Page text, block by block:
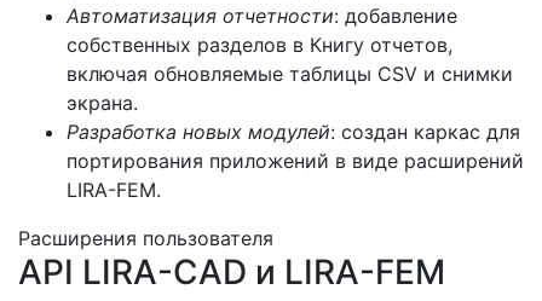
Автоматизация отчетности: добавление
собственных разделов в Книгу отчетов,
включая обновляемые таблицы CSV и снимки
экрана.
Разработка новых модулей: создан каркас для
портирования приложений в виде расширений
LIRA-FEM.
Расширения пользователя
API LIRA-CAD и LIRA-FEM